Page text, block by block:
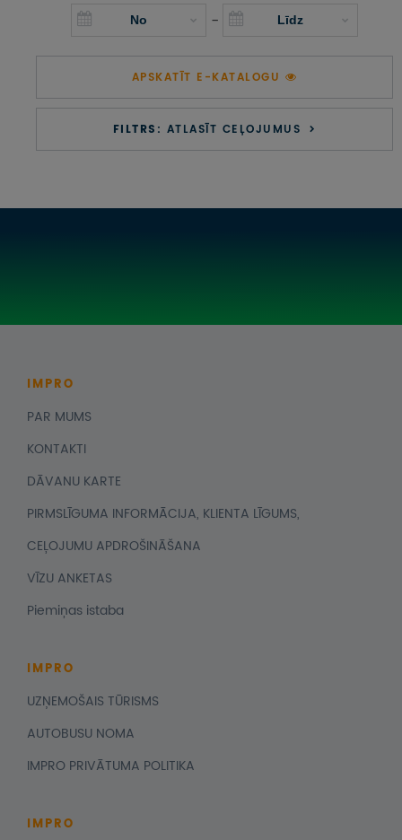
UZŅEMOŠAIS TŪRISMS
IMPRO KONKURSI
PIRMSLĪGUMA INFORMĀCIJA, KLIENTA LĪGUMS,
CEĻOJUMU APDROŠINĀŠANA
-
APSKATĪT E-KATALOGU
FILTRS: ATLASĪT CEĻOJUMUS
IMPRO
PAR MUMS
KONTAKTI
DĀVANU KARTE
PIRMSLĪGUMA INFORMĀCIJA, KLIENTA LĪGUMS,
CEĻOJUMU APDROŠINĀŠANA
VĪZU ANKETAS
Piemiņas istaba
IMPRO
UZŅEMOŠAIS TŪRISMS
AUTOBUSU NOMA
IMPRO PRIVĀTUMA POLITIKA
IMPRO